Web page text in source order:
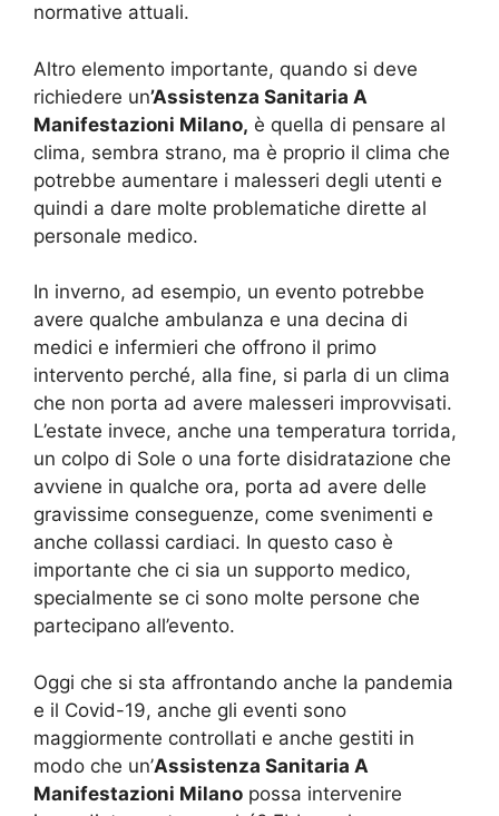
normative attuali.
Altro elemento importante, quando si deve
richiedere un’Assistenza Sanitaria A
Manifestazioni Milano, è quella di pensare al
clima, sembra strano, ma è proprio il clima che
potrebbe aumentare i malesseri degli utenti e
quindi a dare molte problematiche dirette al
personale medico.
In inverno, ad esempio, un evento potrebbe
avere qualche ambulanza e una decina di
medici e infermieri che offrono il primo
intervento perché, alla fine, si parla di un clima
che non porta ad avere malesseri improvvisati.
L’estate invece, anche una temperatura torrida,
un colpo di Sole o una forte disidratazione che
avviene in qualche ora, porta ad avere delle
gravissime conseguenze, come svenimenti e
anche collassi cardiaci. In questo caso è
importante che ci sia un supporto medico,
specialmente se ci sono molte persone che
partecipano all’evento.
Oggi che si sta affrontando anche la pandemia
e il Covid-19, anche gli eventi sono
maggiormente controllati e anche gestiti in
modo che un’Assistenza Sanitaria A
Manifestazioni Milano possa intervenire